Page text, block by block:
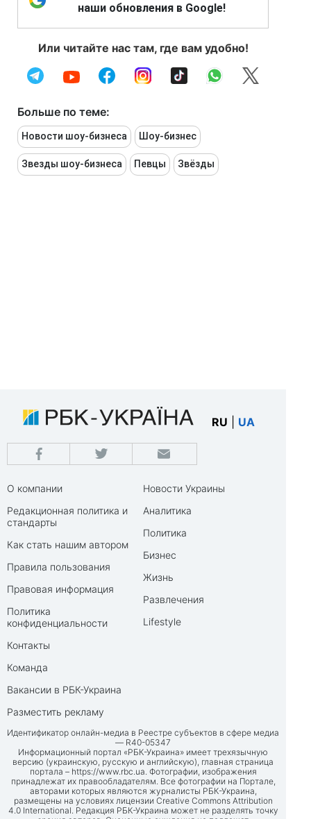
наши обновления в Google!
Или читайте нас там, где вам удобно!
Больше по теме:
Новости шоу-бизнеса Шоу-бизнес
Звезды шоу-бизнеса Певцы Звёзды
RU UA
О компании
Редакционная политика и
стандарты
Как стать нашим автором
Правила пользования
Правовая информация
Политика
конфиденциальности
Контакты
Команда
Вакансии в РБК-Украина
Разместить рекламу
Новости Украины
Аналитика
Политика
Бизнес
Жизнь
Развлечения
Lifestyle
Идентификатор онлайн-медиа в Реестре субъектов в сфере медиа
— R40-05347
Информационный портал «РБК-Украина» имеет трехязычную
версию (украинскую, русскую и английскую), главная страница
портала – https://www.rbc.ua . Фотографии, изображения
принадлежат их правообладателям. Все фотографии на Портале,
авторами которых являются журналисты РБК-Украина,
размещены на условиях лицензии Creative Commons Attribution
4.0 International. Редакция РБК-Украина может не разделять точку